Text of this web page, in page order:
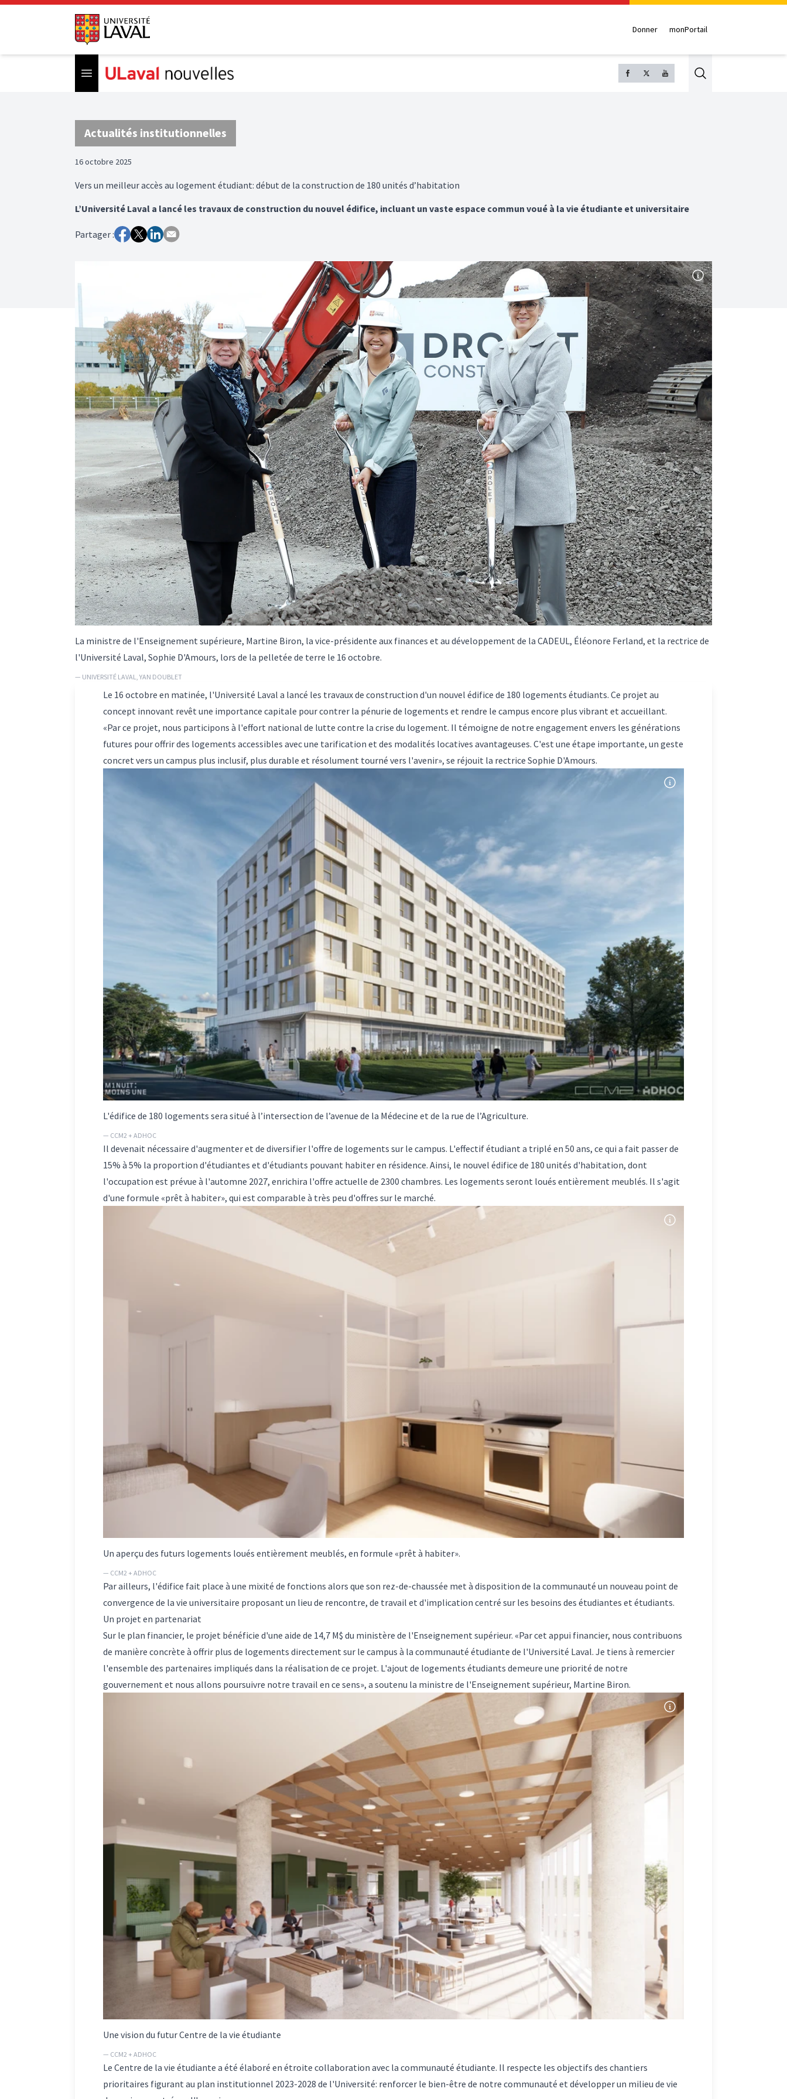
Donner monPortail
Open menu Search
Actualités institutionnelles
16 octobre 2025
Vers un meilleur accès au logement étudiant: début de la construction de 180 unités d’habitation
L’Université Laval a lancé les travaux de construction du nouvel édifice, incluant un vaste espace commun voué à la vie étudiante et universitaire
Partager :
La ministre de l'Enseignement supérieure, Martine Biron, la vice-présidente aux finances et au développement de la CADEUL, Éléonore Ferland, et la rectrice de
l'Université Laval, Sophie D'Amours, lors de la pelletée de terre le 16 octobre.
— UNIVERSITÉ LAVAL, YAN DOUBLET
Le 16 octobre en matinée, l'Université Laval a lancé les travaux de construction d'un nouvel édifice de 180 logements étudiants. Ce projet au
concept innovant revêt une importance capitale pour contrer la pénurie de logements et rendre le campus encore plus vibrant et accueillant.
«Par ce projet, nous participons à l'effort national de lutte contre la crise du logement. Il témoigne de notre engagement envers les générations
futures pour offrir des logements accessibles avec une tarification et des modalités locatives avantageuses. C'est une étape importante, un geste
concret vers un campus plus inclusif, plus durable et résolument tourné vers l'avenir», se réjouit la rectrice Sophie D'Amours.
L'édifice de 180 logements sera situé à l’intersection de l’avenue de la Médecine et de la rue de l’Agriculture.
— CCM2 + ADHOC
Il devenait nécessaire d'augmenter et de diversifier l'offre de logements sur le campus. L'effectif étudiant a triplé en 50 ans, ce qui a fait passer de
15% à 5% la proportion d'étudiantes et d'étudiants pouvant habiter en résidence. Ainsi, le nouvel édifice de 180 unités d'habitation, dont
l'occupation est prévue à l'automne 2027, enrichira l'offre actuelle de 2300 chambres. Les logements seront loués entièrement meublés. Il s'agit
d'une formule «prêt à habiter», qui est comparable à très peu d'offres sur le marché.
Un aperçu des futurs logements loués entièrement meublés, en formule «prêt à habiter».
— CCM2 + ADHOC
Par ailleurs, l'édifice fait place à une mixité de fonctions alors que son rez-de-chaussée met à disposition de la communauté un nouveau point de
convergence de la vie universitaire proposant un lieu de rencontre, de travail et d'implication centré sur les besoins des étudiantes et étudiants.
Un projet en partenariat
Sur le plan financier, le projet bénéficie d'une aide de 14,7 M$ du ministère de l'Enseignement supérieur. «Par cet appui financier, nous contribuons
de manière concrète à offrir plus de logements directement sur le campus à la communauté étudiante de l'Université Laval. Je tiens à remercier
l'ensemble des partenaires impliqués dans la réalisation de ce projet. L'ajout de logements étudiants demeure une priorité de notre
gouvernement et nous allons poursuivre notre travail en ce sens», a soutenu la ministre de l'Enseignement supérieur, Martine Biron.
Une vision du futur Centre de la vie étudiante
— CCM2 + ADHOC
Le Centre de la vie étudiante a été élaboré en étroite collaboration avec la communauté étudiante. Il respecte les objectifs des chantiers
prioritaires figurant au plan institutionnel 2023-2028 de l'Université: renforcer le bien-être de notre communauté et développer un milieu de vie